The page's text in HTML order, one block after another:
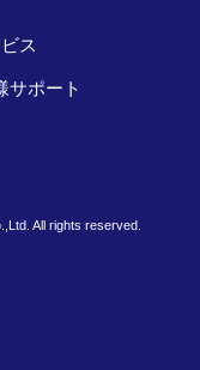
ス
サポート
All rights reserved.